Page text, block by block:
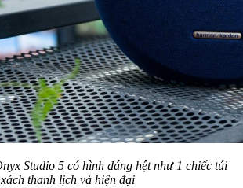
Studio 5 có hình dáng hệt như 1 chiếc túi
xách thanh lịch và hiện đại